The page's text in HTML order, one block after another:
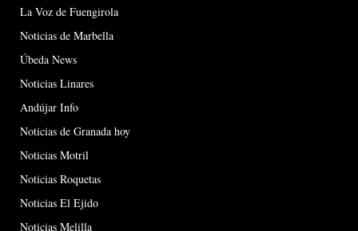
La Voz de Fuengirola
Noticias de Marbella
Úbeda News
Noticias Linares
Andújar Info
Noticias de Granada hoy
Noticias Motril
Noticias Roquetas
Noticias El Ejido
Noticias Melilla